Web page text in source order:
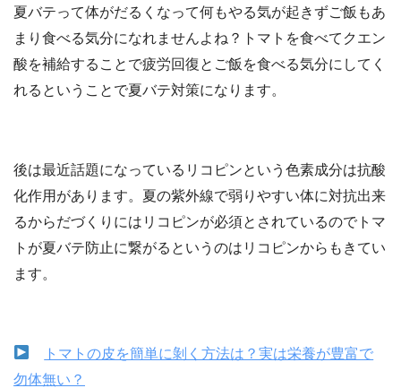
夏バテって体がだるくなって何もやる気が起きずご飯もあ
まり食べる気分になれませんよね？トマトを食べてクエン
酸を補給することで疲労回復とご飯を食べる気分にしてく
れるということで夏バテ対策になります。
後は最近話題になっているリコピンという色素成分は抗酸
化作用があります。夏の紫外線で弱りやすい体に対抗出来
るからだづくりにはリコピンが必須とされているのでトマ
トが夏バテ防止に繋がるというのはリコピンからもきてい
ます。
トマトの皮を簡単に剝く方法は？実は栄養が豊富で
勿体無い？